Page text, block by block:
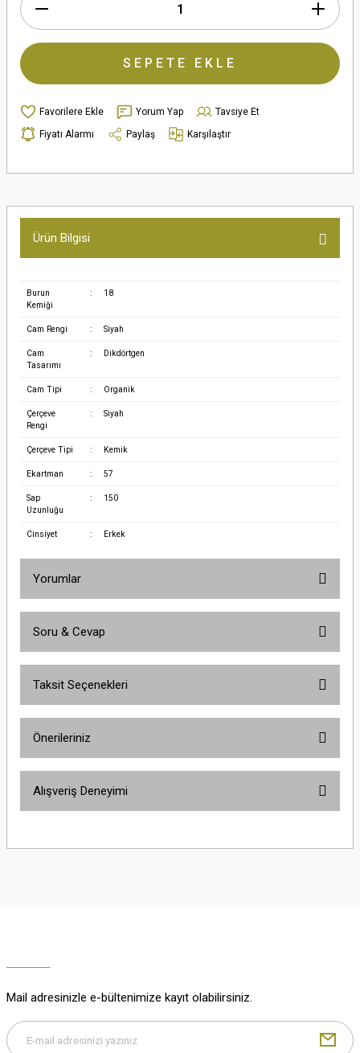
SEPETE EKLE
Yorum Yap
Tavsiye Et
Fiyatı Alarmı
Paylaş Karşılaştır
Ürün Bilgisi
Burun
Kemiği
: 18
Cam Rengi : Siyah
Cam
Tasarımı
: Dikdörtgen
Cam Tipi : Organik
Çerçeve
Rengi
: Siyah
Çerçeve Tipi : Kemik
Ekartman : 57
Sap
Uzunluğu
: 150
Cinsiyet : Erkek
Yorumlar
Soru & Cevap
Taksit Seçenekleri
Önerileriniz
yetersiz gördüğünüz noktaları öneri formunu kullanarak tarafımıza
Alışveriş Deneyimi
M... K... | 29/12/2025
Mail adresinizle e-bültenimize kayıt olabilirsiniz.